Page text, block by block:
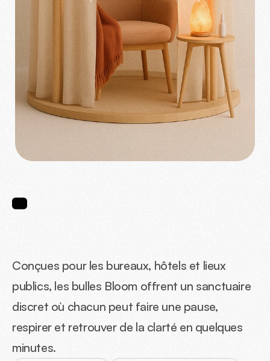
Prendre Contact
Demander un devis
MÉDITATION
Conçues pour les bureaux, hôtels et lieux
publics, les bulles Bloom offrent un sanctuaire
discret où chacun peut faire une pause,
respirer et retrouver de la clarté en quelques
minutes.